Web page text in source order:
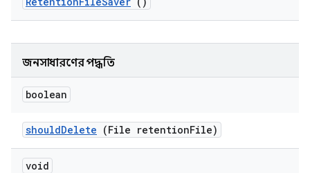
জনসাধারণের পদ্ধতি
boolean
shouldDelete (File retentionFile)
void